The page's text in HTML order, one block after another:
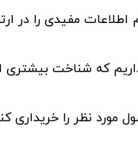
مفیدی را در
که شناخت
مورد نظر را خریداری